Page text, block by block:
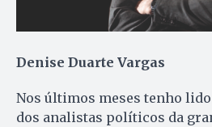
Denise Duarte Vargas
Nos últimos meses tenho
dos analistas políticos da